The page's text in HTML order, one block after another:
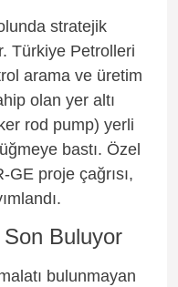
stratejik
Türkiye Petrolleri
arama ve üretim
olan yer altı
rod pump) yerli
bastı. Özel
proje çağrısı,
Son Buluyor
bulunmayan